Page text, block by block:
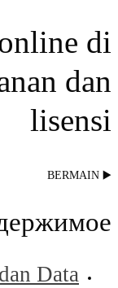
di
dan
lisensi
▶️ BERMAIN
Data